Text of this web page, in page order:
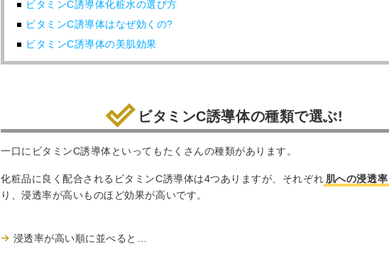
ビタミンC誘導体化粧水の選び方
ビタミンC誘導体はなぜ効くの?
ビタミンC誘導体の美肌効果
ビタミンC誘導体の種類で選ぶ!
一口にビタミンC誘導体といってもたくさんの種類があります。
化粧品に良く配合されるビタミンC誘導体は4つありますが、それぞれ 肌への浸透率
り、浸透率が高いものほど効果が高いです。
浸透率が高い順に並べると…